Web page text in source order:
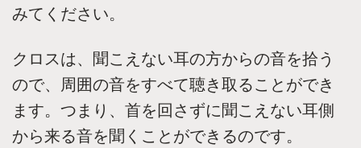
みてください。
クロスは、聞こえない耳の方からの音を拾う
ので、周囲の音をすべて聴き取ることができ
ます。つまり、首を回さずに聞こえない耳側
から来る音を聞くことができるのです。